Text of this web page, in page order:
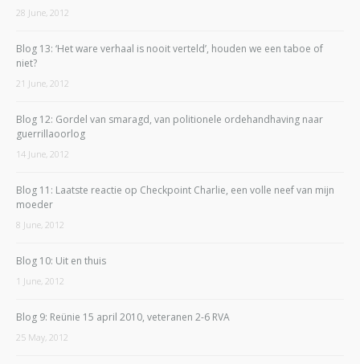
28 June, 2012
Blog 13: ‘Het ware verhaal is nooit verteld’, houden we een taboe of
niet?
21 June, 2012
Blog 12: Gordel van smaragd, van politionele ordehandhaving naar
guerrillaoorlog
14 June, 2012
Blog 11: Laatste reactie op Checkpoint Charlie, een volle neef van mijn
moeder
8 June, 2012
Blog 10: Uit en thuis
1 June, 2012
Blog 9: Reünie 15 april 2010, veteranen 2-6 RVA
25 May, 2012